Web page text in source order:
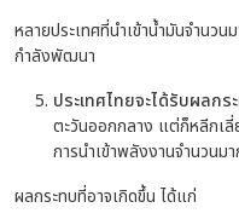
หลายประเทศที่นำเข้าน้ำมันจำนวน
กำลังพัฒนา
ประเทศไทยจะได้รับผลกร
ตะวันออกกลาง แต่ก็หลีกเลี่
การนำเข้าพลังงานจำนวนม
ผลกระทบที่อาจเกิดขึ้น ได้แก่